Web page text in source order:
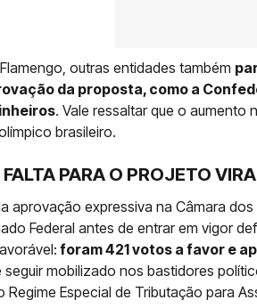
outras entidades também
da proposta, como a
. Vale ressaltar que o
brasileiro.
PARA O PROJETO
aprovação expressiva na Câmara
Federal antes de entrar em vigor
foram 421 votos a favor e
seguir mobilizado nos bastidores
Regime Especial de Tributação para